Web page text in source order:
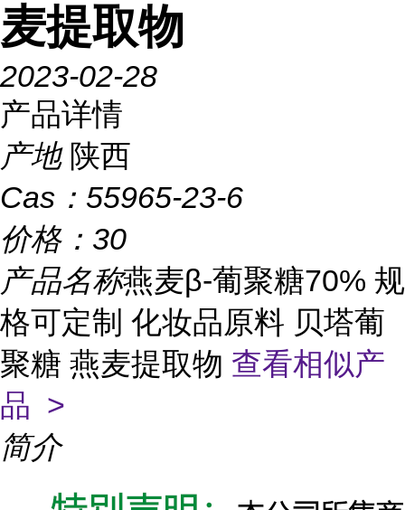
麦提取物
2023-02-28
产品详情
产地 陕西
Cas： 55965-23-6
价格： 30
产品名称燕麦β-葡聚糖70% 规
格可定制 化妆品原料 贝塔葡
聚糖 燕麦提取物 查看相似产
品 >
简介